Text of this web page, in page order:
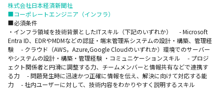
株式会社日本経済新聞社
■コーポレートエンジニア（インフラ）
■必須条件
・インフラ領域を技術背景としたITスキル（下記のいずれか） - Microsoft
Entra ID、EDRやMDMなどの認証・端末管理系システムの設計・構築、管理経
験 - クラウド（AWS，Azure,Google Cloudのいずれか）環境でのサーバー
やシステムの設計・構築・管理経験 ・コミュニケーションスキル - プロジ
ェクト関係者と円滑に調整する力、チームメンバーと情報共有などで連携す
る力 - 問題発生時に迅速かつ正確に情報を伝え、解決に向けて対応する能
力 - 社内ユーザーに対して、技術内容をわかりやすく説明するスキル